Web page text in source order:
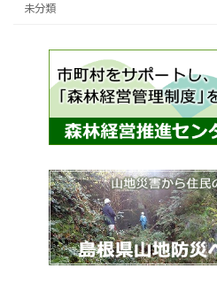
未分類